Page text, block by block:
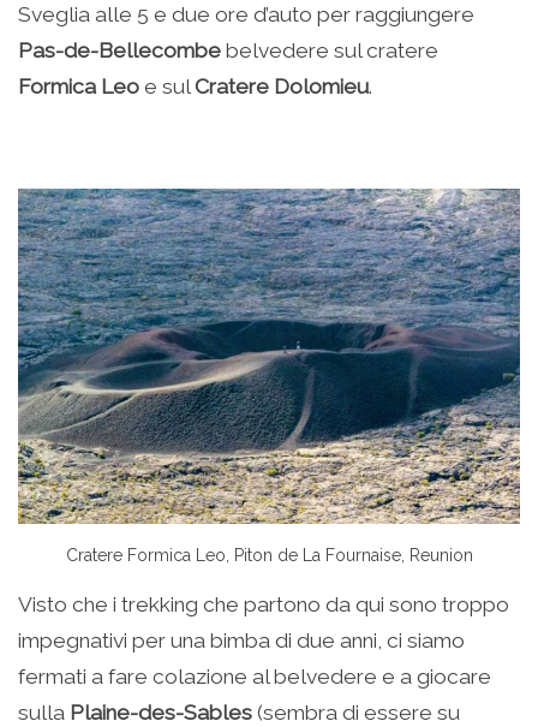
Sveglia alle 5 e due ore d’auto per raggiungere
Pas-de-Bellecombe belvedere sul cratere
Formica Leo e sul Cratere Dolomieu.
Cratere Formica Leo, Piton de La Fournaise, Reunion
Visto che i trekking che partono da qui sono troppo
impegnativi per una bimba di due anni, ci siamo
fermati a fare colazione al belvedere e a giocare
sulla Plaine-des-Sables (sembra di essere su